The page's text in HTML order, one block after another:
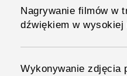
Nagrywanie filmów w
dźwiękiem w
Wykonywanie zdjęcia